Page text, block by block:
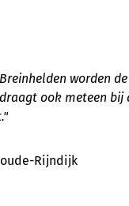
worden
ook meteen
Rijndijk